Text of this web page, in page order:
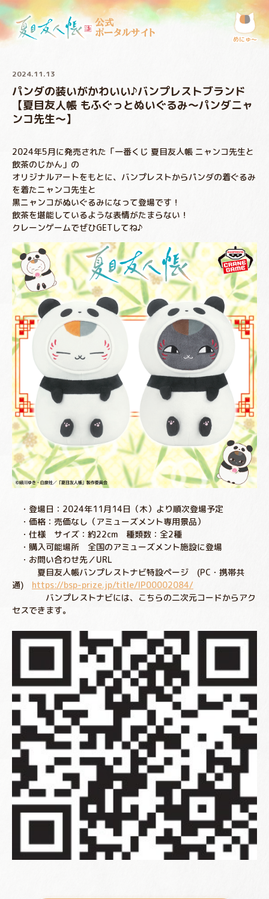
公式
ポータルサイト
めにゅ〜
2024.11.13
パンダの装いがかわいい♪バンプレストブランド
【夏目友人帳 もふぐっとぬいぐるみ～パンダニャ
ンコ先生～】
2024年5月に発売された「一番くじ 夏目友人帳 ニャンコ先生と
飲茶のじかん」の
オリジナルアートをもとに、バンプレストからパンダの着ぐるみ
を着たニャンコ先生と
黒ニャンコがぬいぐるみになって登場です！
飲茶を堪能しているような表情がたまらない！
クレーンゲームでぜひGETしてね♪
・登場日：2024年11月14日（木）より順次登場予定
・価格：売価なし（アミューズメント専用景品）
・仕様 サイズ：約22cm 種類数：全2種
・購入可能場所 全国のアミューズメント施設に登場
・お問い合わせ先／URL
夏目友人帳バンプレストナビ特設ページ (PC・携帯共
通) https://bsp-prize.jp/title/IP00002084/
バンプレストナビには、こちらの二次元コードからアク
セスできます。